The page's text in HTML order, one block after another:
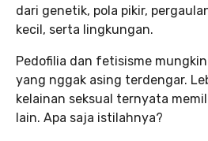
dari genetik, pola pikir,
kecil, serta lingkungan.
Pedofilia dan fetisisme
yang nggak asing terdengar.
kelainan seksual ternyata
lain. Apa saja istilahnya?